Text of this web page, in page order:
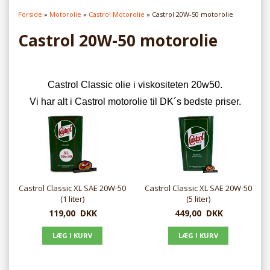
Forside » Motorolie » Castrol Motorolie » Castrol 20W-50 motorolie
Castrol 20W-50 motorolie
Castrol Classic olie i viskositeten 20w50.
Vi har alt i Castrol motorolie til DK´s bedste priser.
Castrol Classic XL SAE 20W-50
(1 liter)
119,00 DKK
Castrol Classic XL SAE 20W-50
(5 liter)
449,00 DKK